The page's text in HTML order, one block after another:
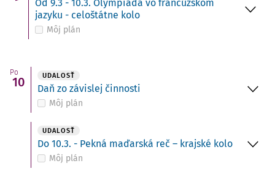
Od 9.3 - 10.3. Olympiáda vo francúzskom
jazyku - celoštátne kolo
Môj plán
Po
10 UDALOSŤ
Daň zo závislej činnosti
Môj plán
UDALOSŤ
Do 10.3. - Pekná maďarská reč – krajské kolo
Môj plán